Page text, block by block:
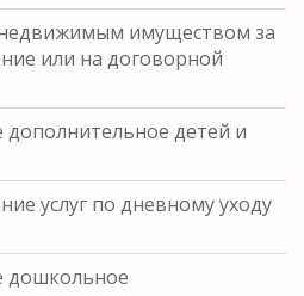
имуществом за
или на договорной
дополнительное детей и
услуг по дневному уходу
дошкольное